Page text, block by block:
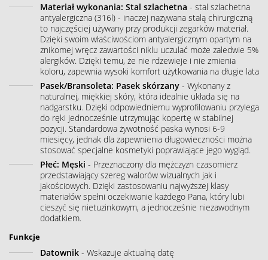
Materiał wykonania: Stal szlachetna - stal szlachetna
antyalergiczna (316l) - inaczej nazywana stalą chirurgiczną
to najczęściej używany przy produkcji zegarków materiał.
Dzięki swoim właściwościom antyalergicznym opartym na
znikomej wręcz zawartości niklu uczulać może zaledwie 5%
alergików. Dzięki temu, że nie rdzewieje i nie zmienia
koloru, zapewnia wysoki komfort użytkowania na długie lata
Pasek/Bransoleta: Pasek skórzany - Wykonany z
naturalnej, miękkiej skóry, która idealnie układa się na
nadgarstku. Dzięki odpowiedniemu wyprofilowaniu przylega
do ręki jednocześnie utrzymując kopertę w stabilnej
pozycji. Standardowa żywotność paska wynosi 6-9
miesięcy, jednak dla zapewnienia długowieczności można
stosować specjalne kosmetyki poprawiające jego wygląd.
Płeć: Męski - Przeznaczony dla mężczyzn czasomierz
przedstawiający szereg walorów wizualnych jak i
jakościowych. Dzięki zastosowaniu najwyższej klasy
materiałów spełni oczekiwanie każdego Pana, który lubi
cieszyć się nietuzinkowym, a jednocześnie niezawodnym
dodatkiem.
Funkcje
Datownik - Wskazuje aktualną datę